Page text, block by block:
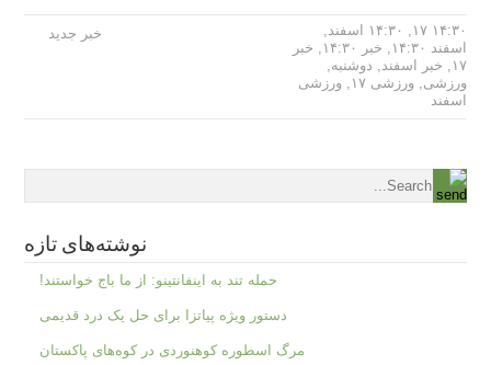
خبر جدید ۱۴:۳۰ ۱۷ , ۱۴:۳۰ اسفند
,
اسفند ۱۴:۳۰
, خبر ۱۴:۳۰ , خبر
۱۷ , خبر اسفند, دوشنبه,
ورزشی,ورزشی ۱۷ ,ورزشی
اسفند
نوشته‌های تازه
حمله تند به اینفانتینو: از ما باج خواستند!
دستور ویژه پیاتزا برای حل یک درد قدیمی
مرگ اسطوره کوهنوردی در کوه‌های پاکستان